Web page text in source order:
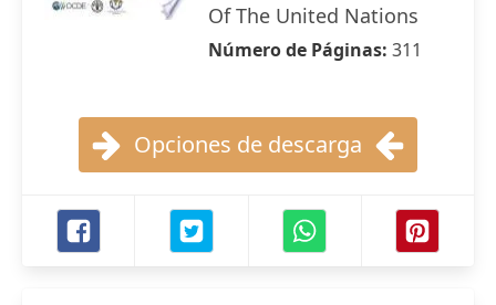
Of The United Nations
Número de Páginas: 311
Opciones de descarga